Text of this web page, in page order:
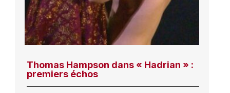
Thomas Hampson dans « Hadrian » :
premiers échos